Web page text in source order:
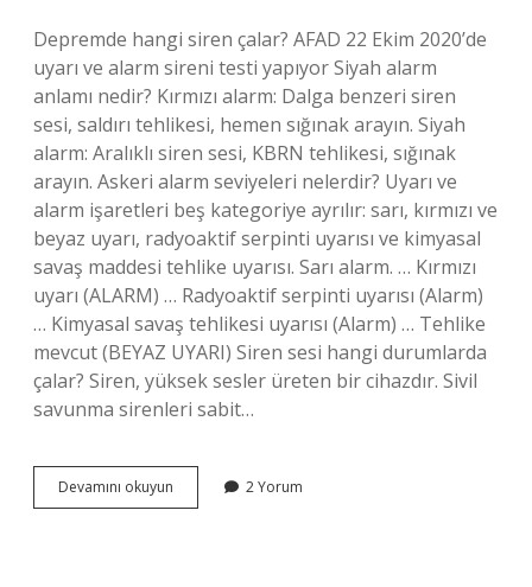
Depremde hangi siren çalar? AFAD 22 Ekim 2020’de
uyarı ve alarm sireni testi yapıyor Siyah alarm
anlamı nedir? Kırmızı alarm: Dalga benzeri siren
sesi, saldırı tehlikesi, hemen sığınak arayın. Siyah
alarm: Aralıklı siren sesi, KBRN tehlikesi, sığınak
arayın. Askeri alarm seviyeleri nelerdir? Uyarı ve
alarm işaretleri beş kategoriye ayrılır: sarı, kırmızı ve
beyaz uyarı, radyoaktif serpinti uyarısı ve kimyasal
savaş maddesi tehlike uyarısı. Sarı alarm. … Kırmızı
uyarı (ALARM) … Radyoaktif serpinti uyarısı (Alarm)
… Kimyasal savaş tehlikesi uyarısı (Alarm) … Tehlike
mevcut (BEYAZ UYARI) Siren sesi hangi durumlarda
çalar? Siren, yüksek sesler üreten bir cihazdır. Sivil
savunma sirenleri sabit…
Devamını okuyun
Kısa
2 Yorum